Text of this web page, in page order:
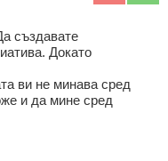
създавате
Докато
ви не минава сред
и да мине сред